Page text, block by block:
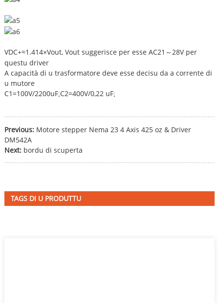
VDC+≈1.414×Vout, Vout suggerisce per esse AC21 ～ 28V per
questu driver
A capacità di u trasformatore deve esse decisu da a corrente di
u mutore
C1=100V/2200uF;C2=400V/0,22 uF;
Previous: Motore stepper Nema 23 4 Axis 425 oz & Driver
DM542A
Next: bordu di scuperta
TAGS DI U PRODUTTU